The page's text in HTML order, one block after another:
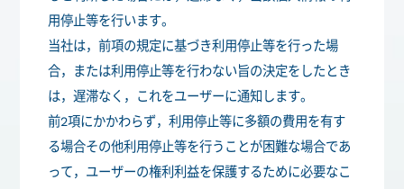
用停止等を行います。
当社は，前項の規定に基づき利用停止等を行った場
合，または利用停止等を行わない旨の決定をしたとき
は，遅滞なく，これをユーザーに通知します。
前2項にかかわらず，利用停止等に多額の費用を有す
る場合その他利用停止等を行うことが困難な場合であ
って，ユーザーの権利利益を保護するために必要なこ